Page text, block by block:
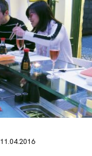
11.04.2016